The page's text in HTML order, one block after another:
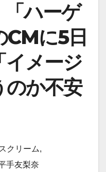
ハーゲ
CMに5日
メージ
のか不安
クリーム,
手友梨奈